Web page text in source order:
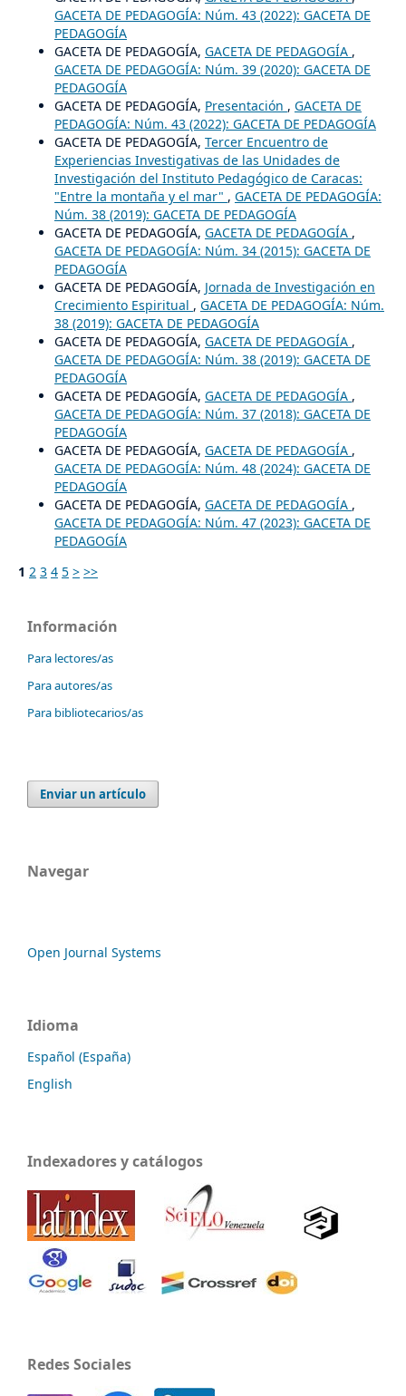
GACETA DE PEDAGOGÍA: Núm. 43 (2022): GACETA DE
PEDAGOGÍA
GACETA DE PEDAGOGÍA, GACETA DE PEDAGOGÍA ,
GACETA DE PEDAGOGÍA: Núm. 39 (2020): GACETA DE
PEDAGOGÍA
GACETA DE PEDAGOGÍA, Presentación , GACETA DE
PEDAGOGÍA: Núm. 43 (2022): GACETA DE PEDAGOGÍA
GACETA DE PEDAGOGÍA, Tercer Encuentro de
Experiencias Investigativas de las Unidades de
Investigación del Instituto Pedagógico de Caracas:
"Entre la montaña y el mar" , GACETA DE PEDAGOGÍA:
Núm. 38 (2019): GACETA DE PEDAGOGÍA
GACETA DE PEDAGOGÍA, GACETA DE PEDAGOGÍA ,
GACETA DE PEDAGOGÍA: Núm. 34 (2015): GACETA DE
PEDAGOGÍA
GACETA DE PEDAGOGÍA, Jornada de Investigación en
Crecimiento Espiritual , GACETA DE PEDAGOGÍA: Núm.
38 (2019): GACETA DE PEDAGOGÍA
GACETA DE PEDAGOGÍA, GACETA DE PEDAGOGÍA ,
GACETA DE PEDAGOGÍA: Núm. 38 (2019): GACETA DE
PEDAGOGÍA
GACETA DE PEDAGOGÍA, GACETA DE PEDAGOGÍA ,
GACETA DE PEDAGOGÍA: Núm. 37 (2018): GACETA DE
PEDAGOGÍA
GACETA DE PEDAGOGÍA, GACETA DE PEDAGOGÍA ,
GACETA DE PEDAGOGÍA: Núm. 48 (2024): GACETA DE
PEDAGOGÍA
GACETA DE PEDAGOGÍA, GACETA DE PEDAGOGÍA ,
GACETA DE PEDAGOGÍA: Núm. 47 (2023): GACETA DE
PEDAGOGÍA
1 2 3 4 5 > >>
Información
Para lectores/as
Para autores/as
Para bibliotecarios/as
Enviar un artículo
Navegar
Open Journal Systems
Idioma
Español (España)
English
Indexadores y catálogos
Redes Sociales